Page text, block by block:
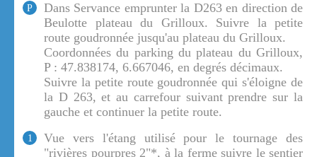
P
Dans Servance emprunter la D263 en direction de
Beulotte plateau du Grilloux. Suivre la petite
route goudronnée jusqu'au plateau du Grilloux.
Coordonnées du parking du plateau du Grilloux,
P : 47.838174, 6.667046, en degrés décimaux.
Suivre la petite route goudronnée qui s'éloigne de
la D 263, et au carrefour suivant prendre sur la
gauche et continuer la petite route.
1
Vue vers l'étang utilisé pour le tournage des
"rivières pourpres 2"*, à la ferme suivre le sentier